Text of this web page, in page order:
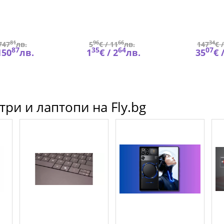
81лв.
87лв.
596€ /1166лв.
135€ /264лв.
14734€
3507€
и лаптопи на Fly.bg